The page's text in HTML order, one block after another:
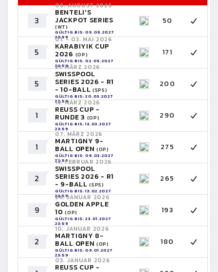
3
06. AUGUST 2026
BENTELI'S
JACKPOT SERIES
(WT)
GÜLTIG BIS: 05.08.2027
23:59
50
5
01. - 03. MAI 2026
KARABIYIK CUP
2026 (OP)
GÜLTIG BIS: 02.05.2027
23:59
171
5
21. MÄRZ 2026
SWISSPOOL
SERIES 2026 - R1
- 10-BALL (SPS)
GÜLTIG BIS: 20.03.2027
23:59
200
1
14. MÄRZ 2026
REUSS CUP -
RUNDE 3 (OP)
GÜLTIG BIS: 13.03.2027
23:59
290
1
07. MÄRZ 2026
MARTIGNY 9-
BALL OPEN (OP)
GÜLTIG BIS: 06.03.2027
23:59
275
2
14. FEBRUAR 2026
SWISSPOOL
SERIES 2026 - R1
- 9-BALL(SPS)
GÜLTIG BIS: 13.02.2027
23:59
265
9
24. JANUAR 2026
GOLDEN APPLE
10(OP)
GÜLTIG BIS: 23.01.2027
23:59
193
2
10. JANUAR 2026
MARTIGNY 8-
BALL OPEN (OP)
GÜLTIG BIS: 09.01.2027
23:59
180
03. JANUAR 2026
REUSS CUP -